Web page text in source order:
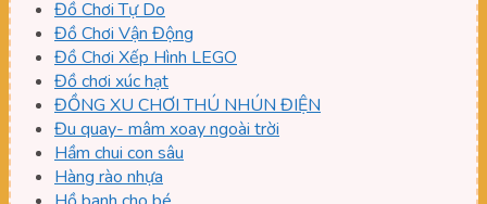
Đồ Chơi Tự Do
Đồ Chơi Vận Động
Đồ Chơi Xếp Hình LEGO
Đồ chơi xúc hạt
ĐỒNG XU CHƠI THÚ NHÚN ĐIỆN
Đu quay- mâm xoay ngoài trời
Hầm chui con sâu
Hàng rào nhựa